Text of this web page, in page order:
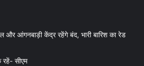
आंगनबाड़ी केंद्र रहेंगे बंद, भारी बारिश का रेड
रहें- सीएम